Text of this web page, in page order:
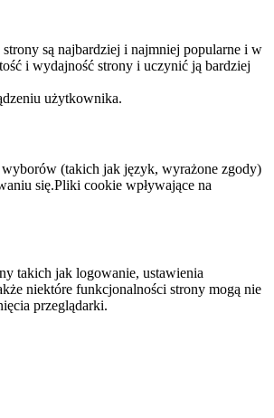
są najbardziej i najmniej popularne i w
i wydajność strony i uczynić ją bardziej
użytkownika.
(takich jak język, wyrażone zgody)
się.Pliki cookie wpływające na
takich jak logowanie, ustawienia
niektóre funkcjonalności strony mogą nie
przeglądarki.